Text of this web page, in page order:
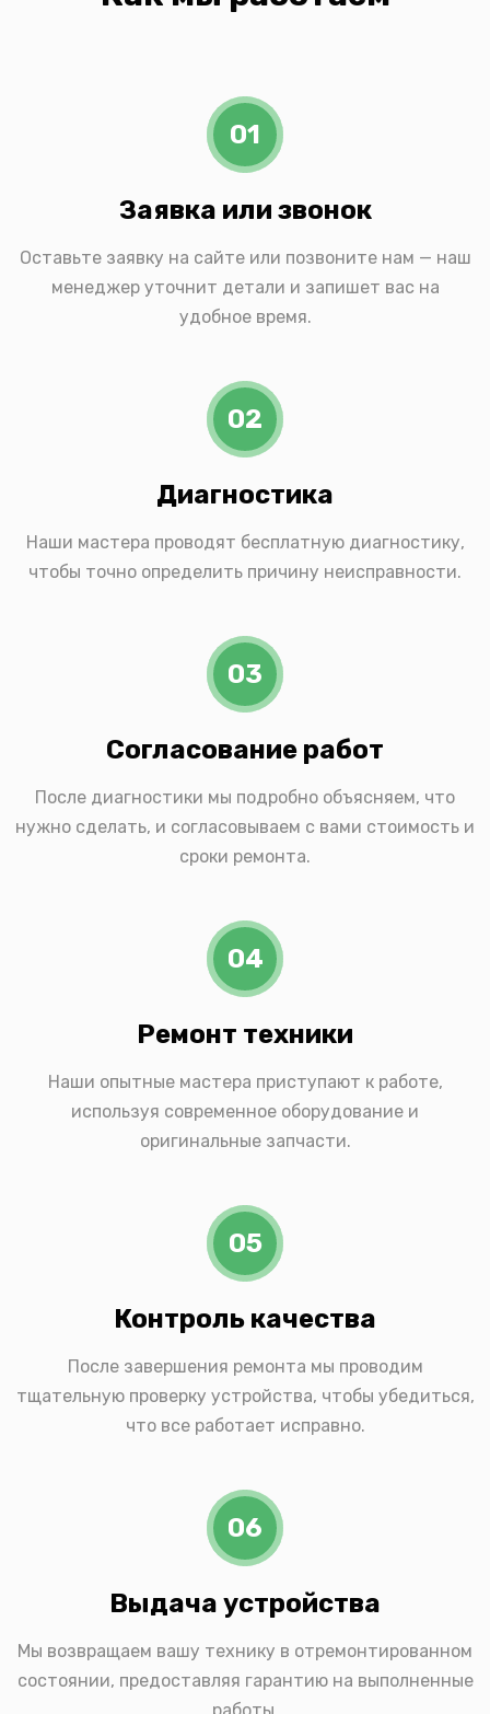
01
Заявка или звонок
Оставьте заявку на сайте или позвоните нам — наш
менеджер уточнит детали и запишет вас на
удобное время.
02
Диагностика
Наши мастера проводят бесплатную диагностику,
чтобы точно определить причину неисправности.
03
Согласование работ
После диагностики мы подробно объясняем, что
нужно сделать, и согласовываем с вами стоимость и
сроки ремонта.
04
Ремонт техники
Наши опытные мастера приступают к работе,
используя современное оборудование и
оригинальные запчасти.
05
Контроль качества
После завершения ремонта мы проводим
тщательную проверку устройства, чтобы убедиться,
что все работает исправно.
06
Выдача устройства
Мы возвращаем вашу технику в отремонтированном
состоянии, предоставляя гарантию на выполненные
работы.